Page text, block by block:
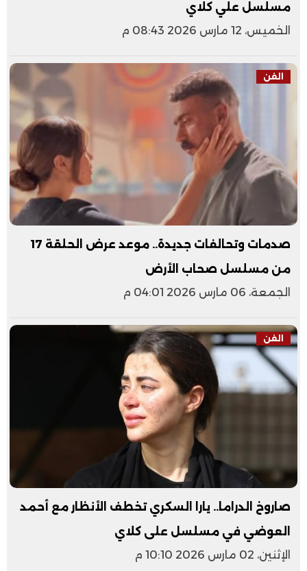
مسلسل علي كلاي
الخميس، 12 مارس 2026 08:43 م
الفن
صدمات وتحالفات جديدة.. موعد عرض الحلقة 17
من مسلسل صحاب الأرض
الجمعة، 06 مارس 2026 04:01 م
الفن
صاروخ الدراما.. يارا السكري تخطف الأنظار مع أحمد
العوضي في مسلسل على كلاي
الإثنين، 02 مارس 2026 10:10 م